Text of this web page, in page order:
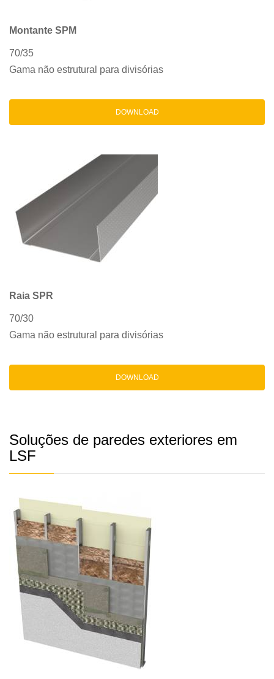
Montante SPM
70/35
Gama não estrutural para divisórias
DOWNLOAD
Raia SPR
70/30
Gama não estrutural para divisórias
DOWNLOAD
Soluções de paredes exteriores em
LSF